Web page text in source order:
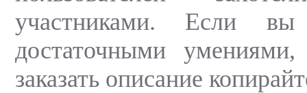
участниками. Если
достаточными умениями,
заказать описание